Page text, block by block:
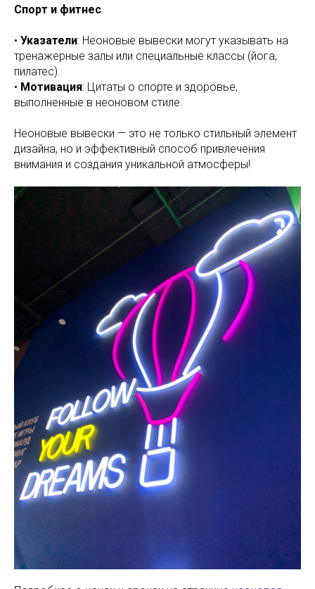
Спорт и фитнес
• Указатели: Неоновые вывески могут указывать на
тренажерные залы или специальные классы (йога,
пилатес).
• Мотивация: Цитаты о спорте и здоровье,
выполненные в неоновом стиле.
Неоновые вывески — это не только стильный элемент
дизайна, но и эффективный способ привлечения
внимания и создания уникальной атмосферы!